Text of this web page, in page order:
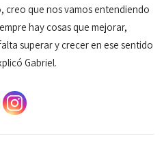
creo que nos vamos entendiendo
hay cosas que mejorar,
superar y crecer en ese sentido
Gabriel.